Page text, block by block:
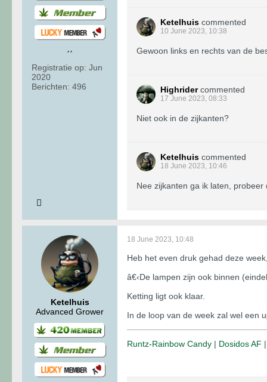
Registratie op: Jun
2020
Berichten: 496
Ketelhuis commented
10 June 2023, 10:38
Gewoon links en rechts van de
Highrider commented
17 June 2023, 08:33
Niet ook in de zijkanten?
Ketelhuis commented
18 June 2023, 10:46
Nee zijkanten ga ik laten,
Ketelhuis
Advanced Grower
18 June 2023, 10:48
Heb het even druk gehad deze
â€‹De lampen zijn ook binnen
Ketting ligt ook klaar.
In de loop van de week zal wel een
Runtz-Rainbow Candy | Dosidos AF |